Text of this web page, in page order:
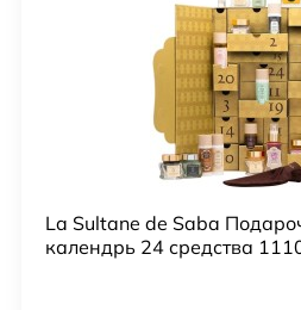
La Sultane de Saba
календрь 24 средства